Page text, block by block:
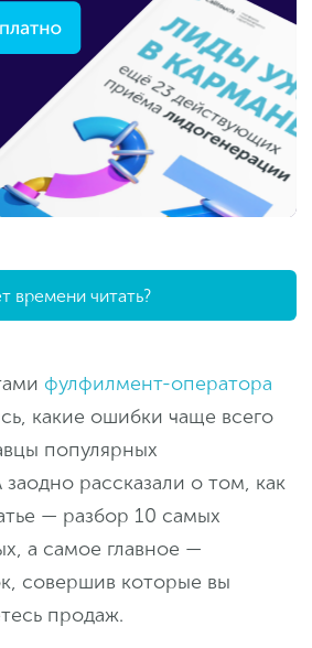
времени читать?
фулфилмент-оператора
какие ошибки чаще всего
популярных
рассказали о том, как
— разбор 10 самых
а самое главное —
совершив которые вы
продаж.